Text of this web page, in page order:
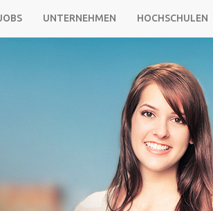
UNTERNEHMEN HOCHSCHULEN